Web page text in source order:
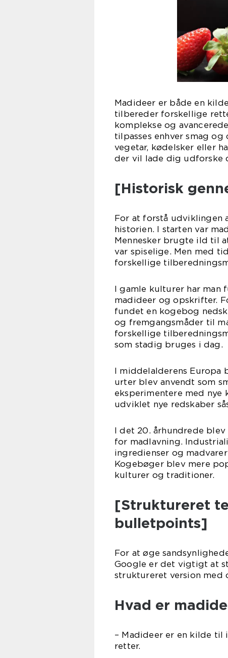
Madideer er både en
tilbereder forskellige
komplekse og
tilpasses enhver smag
vegetar, kødelsker eller
der vil lade dig udforske
[Historisk
For at forstå udviklingen
historien. I starten var
Mennesker brugte ild til
var spiselige. Men med
forskellige
I gamle kulturer har
madideer og opskrifter.
fundet en kogebog
og fremgangsmåder til
forskellige
som stadig bruges i dag.
I middelalderens Europa
urter blev anvendt som
eksperimentere med nye
udviklet nye redskaber
I det 20. århundrede
for madlavning.
ingredienser og
Kogebøger blev mere
kulturer og traditioner.
[Struktureret
bulletpoints]
For at øge
Google er det vigtigt at
struktureret version
Hvad er
– Madideer er en kilde
retter.